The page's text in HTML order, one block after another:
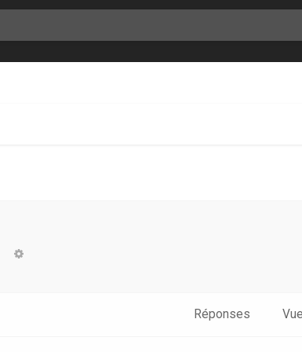
Rechercher
Réponses